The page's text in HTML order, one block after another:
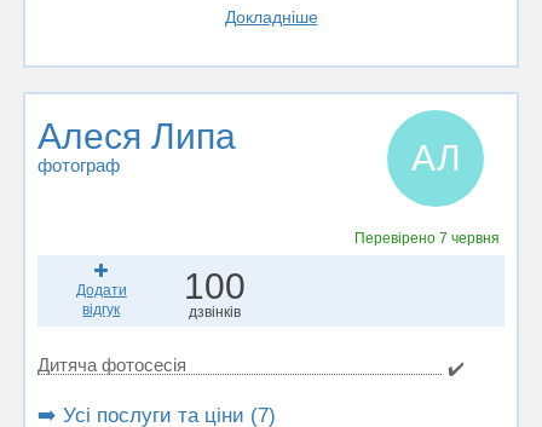
Докладніше
Алеся Липа
фотограф АЛ
Перевірено 7 червня
Додати
відгук
100
дзвінків
Дитяча фотосесія ✔️
➡️ Усі послуги та ціни (7)